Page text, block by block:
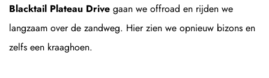
Blacktail Plateau Drive gaan we offroad en rijden we
langzaam over de zandweg. Hier zien we opnieuw bizons en
zelfs een kraaghoen.